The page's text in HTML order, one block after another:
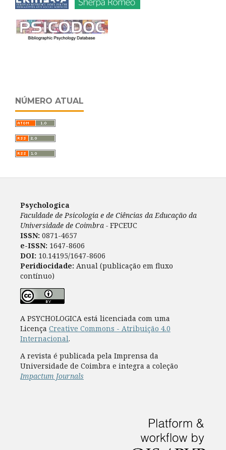
NÚMERO ATUAL
Psychologica
Faculdade de Psicologia e de Ciências da Educação da
Universidade de Coimbra - FPCEUC
ISSN: 0871-4657
e-ISSN: 1647-8606
DOI: 10.14195/1647-8606
Peridiocidade: Anual (publicação em fluxo
contínuo)
A PSYCHOLOGICA está licenciada com uma
Licença Creative Commons - Atribuição 4.0
Internacional.
A revista é publicada pela Imprensa da
Universidade de Coimbra e integra a coleção
Impactum Journals